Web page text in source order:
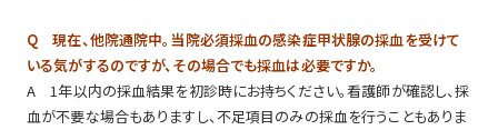
Q 現在、他院通院中。当院必須採血の感染症甲状腺の採血を受けて
いる気がするのですが、その場合でも採血は必要ですか。
A 1年以内の採血結果を初診時にお持ちください。看護師が確認し、採
血が不要な場合もありますし、不足項目のみの採血を行うこともありま